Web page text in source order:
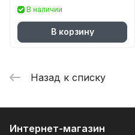
В наличии
В корзину
Назад к списку
Интернет-магазин